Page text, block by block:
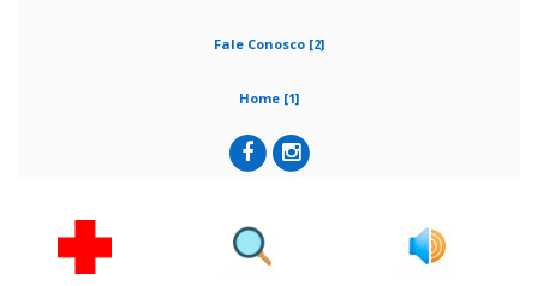
Fale Conosco [2]
Home [1]